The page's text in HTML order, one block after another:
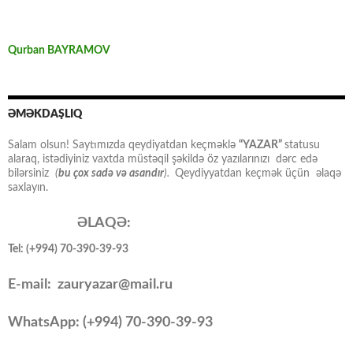
Qurban BAYRAMOV
ƏMƏKDAŞLIQ
Salam olsun! Saytımızda qeydiyatdan keçməklə “YAZAR” statusu
alaraq, istədiyiniz vaxtda müstəqil şəkildə öz yazılarınızı dərc edə
bilərsiniz (bu çox sadə və asandır). Qeydiyyatdan keçmək üçün əlaqə
saxlayın.
ƏLAQƏ:
Tel: (+994) 70-390-39-93
E-mail: zauryazar@mail.ru
WhatsApp: (+994) 70-390-39-93